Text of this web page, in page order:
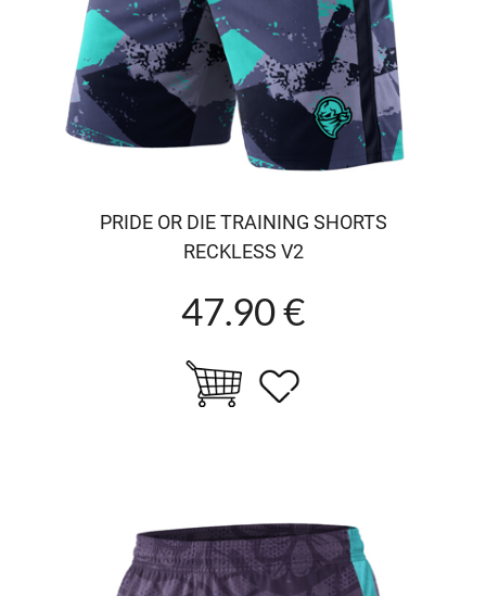
PRIDE OR DIE TRAINING SHORTS
RECKLESS V2
47.90 €